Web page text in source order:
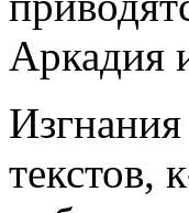
Аркадия
текстов,